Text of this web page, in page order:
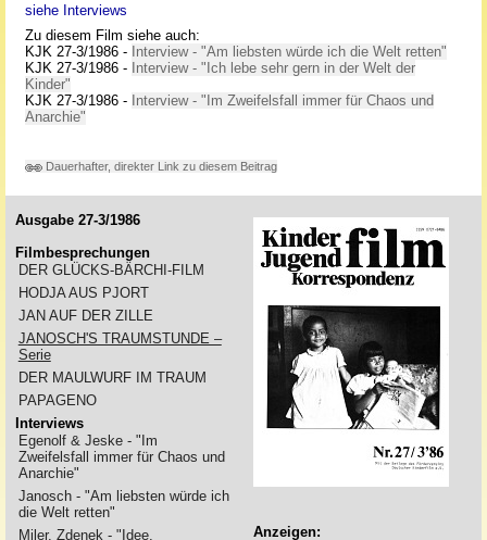
siehe Interviews
Zu diesem Film siehe auch:
KJK 27-3/1986 - Interview - "Am liebsten würde ich die Welt retten"
KJK 27-3/1986 - Interview - "Ich lebe sehr gern in der Welt der
Kinder"
KJK 27-3/1986 - Interview - "Im Zweifelsfall immer für Chaos und
Anarchie"
Dauerhafter, direkter Link zu diesem Beitrag
Ausgabe 27-3/1986
Filmbesprechungen
DER GLÜCKS-BÄRCHI-FILM
HODJA AUS PJORT
JAN AUF DER ZILLE
JANOSCH'S TRAUMSTUNDE –
Serie
DER MAULWURF IM TRAUM
PAPAGENO
Interviews
Egenolf & Jeske - "Im
Zweifelsfall immer für Chaos und
Anarchie"
Janosch - "Am liebsten würde ich
die Welt retten"
Miler, Zdenek - "Idee,
Anzeigen: